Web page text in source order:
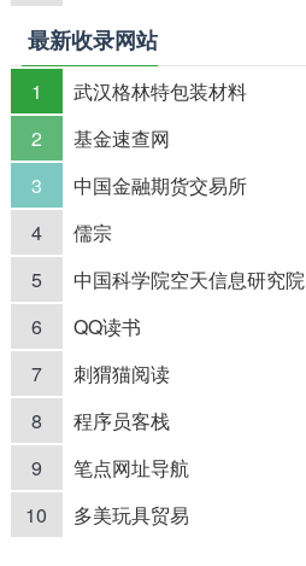
最新收录网站
1
武汉格林特包装材料
2
基金速查网
3
中国金融期货交易所
4
儒宗
5
中国科学院空天信息研究院
6
QQ读书
7
刺猬猫阅读
8
程序员客栈
9
笔点网址导航
10
多美玩具贸易